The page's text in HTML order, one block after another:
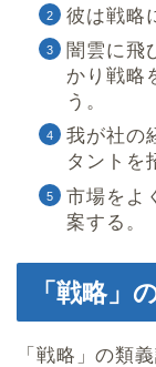
彼は戦略
闇雲に飛
かり戦略
う。
我が社の
タントを
市場をよ
案する。
「戦略」
「戦略」の類